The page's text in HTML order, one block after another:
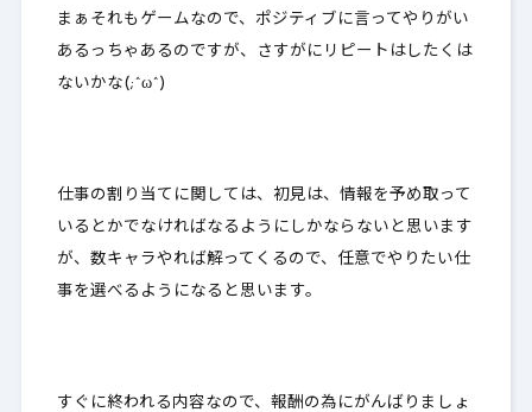
まぁそれもゲームなので、ポジティブに言ってやりがい
あるっちゃあるのですが、さすがにリピートはしたくは
ないかな(;^ω^)
仕事の割り当てに関しては、初見は、情報を予め取って
いるとかでなければなるようにしかならないと思います
が、数キャラやれば解ってくるので、任意でやりたい仕
事を選べるようになると思います。
すぐに終われる内容なので、報酬の為にがんばりましょ